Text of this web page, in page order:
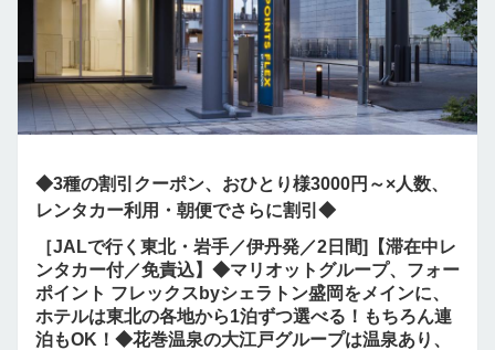
◆3種の割引クーポン、おひとり様3000円～×人数、
レンタカー利用・朝便でさらに割引◆
［JALで行く東北・岩手／伊丹発／2日間]【滞在中レ
ンタカー付／免責込】◆マリオットグループ、フォー
ポイント フレックスbyシェラトン盛岡をメインに、
ホテルは東北の各地から1泊ずつ選べる！もちろん連
泊もOK！◆花巻温泉の大江戸グループは温泉あり、